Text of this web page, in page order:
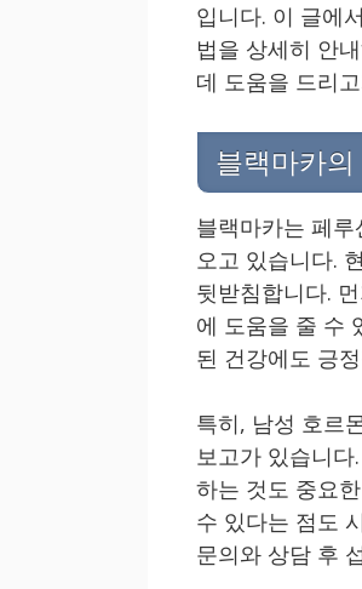
입니다. 이 글에
법을 상세히 안
데 도움을 드리
블랙마카의
블랙마카는 페
오고 있습니다.
뒷받침합니다.
에 도움을 줄 수
된 건강에도 긍
특히, 남성 호르
보고가 있습니
하는 것도 중요
수 있다는 점도
문의와 상담 후